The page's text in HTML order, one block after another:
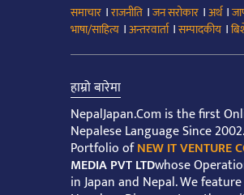
समाचार ।राजनीति ।जन सरोकार ।अर्थ।
भाषा/साहित्य ।अन्तरवार्ता।सम्पादकीय ।
हाम्रो बारेमा
NepalJapan.Com is the first
Nepalese Language Since
Portfolio ofNEW IT VENTURE
MEDIA PVT LTDwhose
in Japan and Nepal. We